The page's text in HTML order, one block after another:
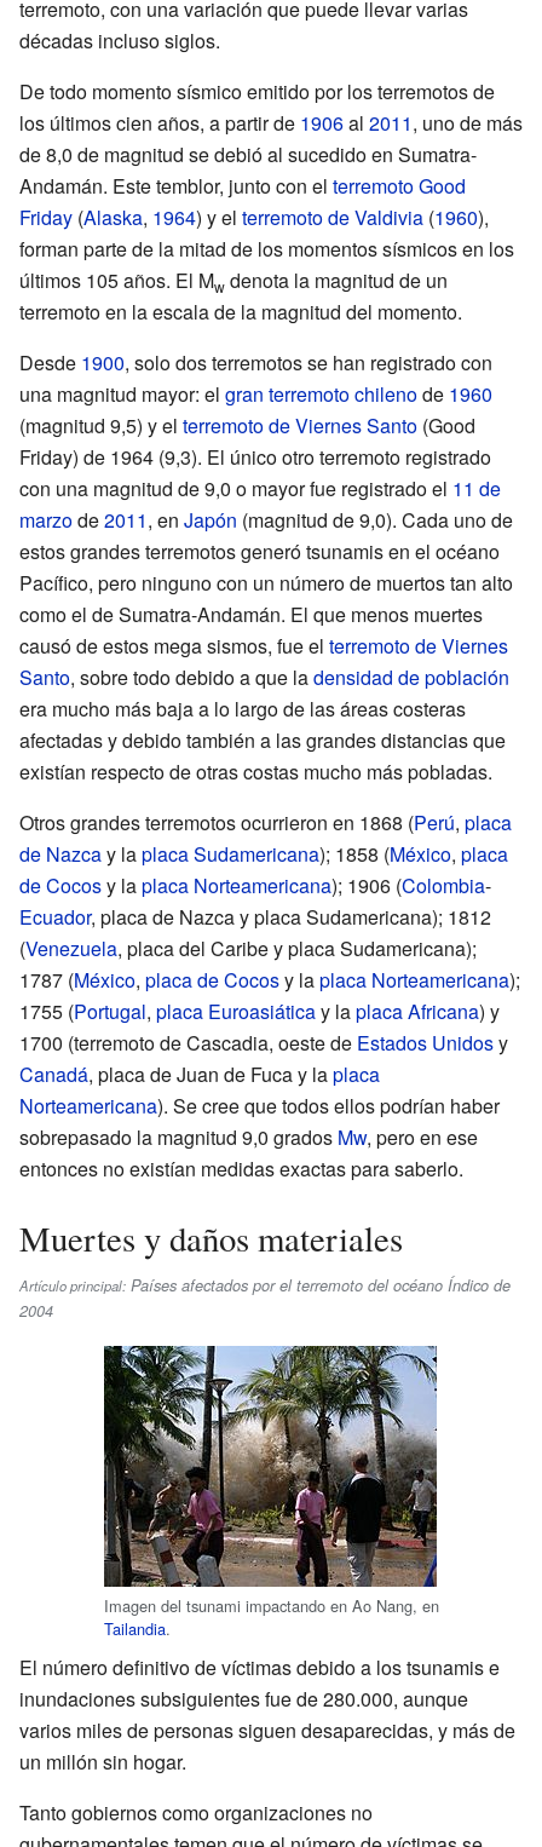
terremoto, con una variación que puede llevar varias
décadas incluso siglos.
De todo momento sísmico emitido por los terremotos de
los últimos cien años, a partir de 1906al 2011, uno de más
de 8,0 de magnitud se debió al sucedido en Sumatra-
Andamán. Este temblor, junto con el terremoto Good
Friday (Alaska, 1964) y el terremoto de Valdivia (1960),
forman parte de la mitad de los momentos sísmicos en los
últimos 105 años. El Mw denota la magnitud de un
terremoto en la escala de la magnitud del momento.
Desde 1900, solo dos terremotos se han registrado con
una magnitud mayor: el gran terremoto chilenode 1960
(magnitud 9,5) y el terremoto de Viernes Santo (Good
Friday) de 1964 (9,3). El único otro terremoto registrado
con una magnitud de 9,0 o mayor fue registrado el 11 de
marzode2011, en Japón (magnitud de 9,0). Cada uno de
estos grandes terremotos generó tsunamis en el océano
Pacífico, pero ninguno con un número de muertos tan alto
como el de Sumatra-Andamán. El que menos muertes
causó de estos mega sismos, fue el terremoto de Viernes
Santo, sobre todo debido a que ladensidad de población
era mucho más baja a lo largo de las áreas costeras
afectadas y debido también a las grandes distancias que
existían respecto de otras costas mucho más pobladas.
Otros grandes terremotos ocurrieron en 1868 (Perú, placa
de Nazcay laplaca Sudamericana); 1858 (México, placa
de Cocosy laplaca Norteamericana); 1906 (Colombia-
Ecuador, placa de Nazca y placa Sudamericana); 1812
(Venezuela, placa del Caribe y placa Sudamericana);
1787 (México, placa de Cocosy laplaca Norteamericana);
1755 (Portugal, placa Euroasiáticay laplaca Africana) y
1700 (terremoto de Cascadia, oeste de Estados Unidosy
Canadá, placa de Juan de Fuca y laplaca
Norteamericana). Se cree que todos ellos podrían haber
sobrepasado la magnitud 9,0 grados Mw, pero en ese
entonces no existían medidas exactas para saberlo.
Muertes y daños materiales
Artículo principal: Países afectados por el terremoto del océano Índico de
2004
Imagen del tsunami impactando en Ao Nang, en
Tailandia.
El número definitivo de víctimas debido a los tsunamis e
inundaciones subsiguientes fue de 280.000, aunque
varios miles de personas siguen desaparecidas, y más de
un millón sin hogar.
Tanto gobiernos como organizaciones no